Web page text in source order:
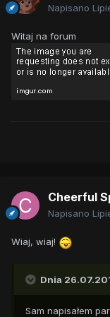
Napisano
Witaj na forum
Cheerful
Napisano
Wiaj, wiaj!
Dnia
Sam napisałem